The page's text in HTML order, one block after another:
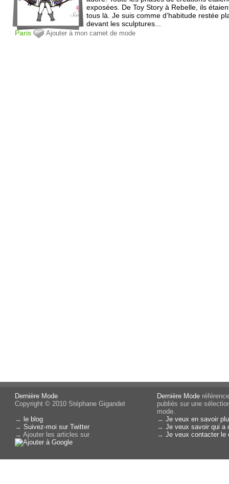
exposées. De Toy Story à Rebelle, ils
tous là. Je suis comme d’habitude restée
devant les sculptures...
Paris
Ajouter à mon carnet de mode
Dernière Mode
Copyright © 2010 Stéphane Gigandet
→ le blog
→Suivez-moi sur Twitter
→ Ajouter les articles sur
Dernière Mode
publiés sur une
mode.
→Je veux en savoir
→Je veux savoir qui a
→Je veux contacter le